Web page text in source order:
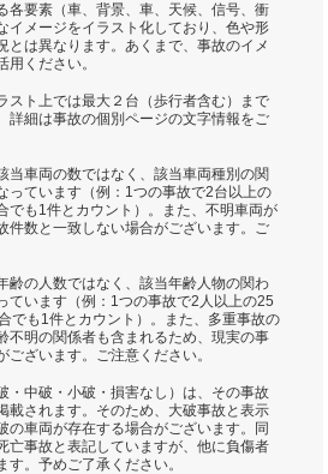
各要素（車、背景、車、天候、信号、衝
イメージをイラスト化しており、色や形
とは異なります。あくまで、事故のイメ
用ください。
スト上では最大２台（歩行者含む）まで
詳細は事故の個別ページの文字情報をご
当車両の数ではなく、該当車両種別の関
っています（例：1つの事故で2台以上の
でも1件とカウント）。また、不明車両が
件数と一致しない場合がございます。ご
齢の人数ではなく、該当年齢人物の関わ
ています（例：1つの事故で2人以上の25
でも1件とカウント）。また、多重事故の
不明の関係者も含まれるため、現実の事
ざいます。ご注意ください。
・中破・小破・損害なし）は、その事故
載されます。そのため、大破事故と表示
の車両が存在する場合がございます。同
亡事故と表記していますが、他に負傷者
。予めご了承ください。